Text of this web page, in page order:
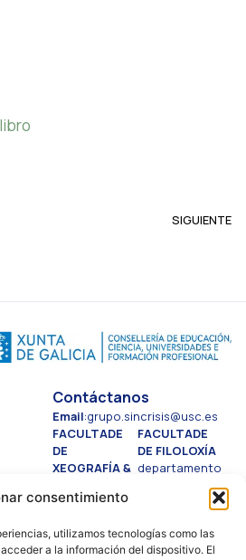
consentimiento
utilizamos tecnologías como las
a la información del dispositivo. El
SIGUIENTE
Contáctanos
Email:grupo.sincrisis@usc.es
FACULTADE
DE
XEOGRAFÍA &
Departamento de
Departamento
de Historia
FACULTADE
DE FILOLOXÍA
departamento
Italiana
Campus